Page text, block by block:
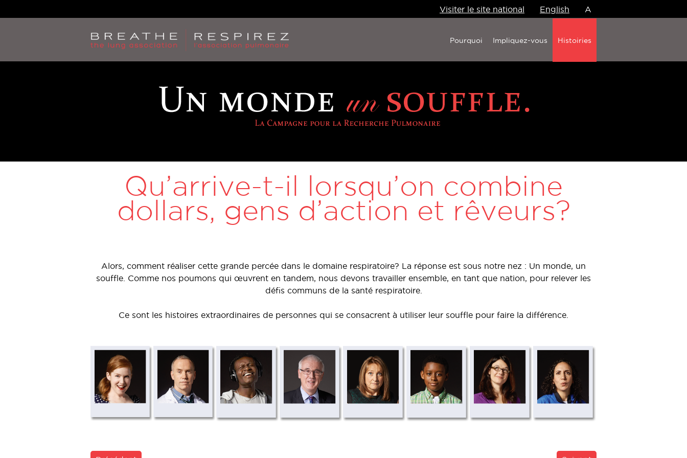
A
English
Visiter le site national
Pourquoi Impliquez-vous Histoiries
Qu’arrive-t-il lorsqu’on combine
dollars, gens d’action et rêveurs?
Alors, comment réaliser cette grande percée dans le domaine respiratoire? La réponse est sous notre nez : Un monde, un
souffle. Comme nos poumons qui œuvrent en tandem, nous devons travailler ensemble, en tant que nation, pour relever les
défis communs de la santé respiratoire.
Ce sont les histoires extraordinaires de personnes qui se consacrent à utiliser leur souffle pour faire la différence.